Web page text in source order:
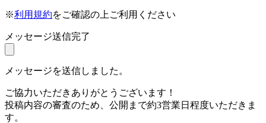
※利用規約をご確認の上ご利用ください
メッセージ送信完了
メッセージを送信しました。
ご協力いただきありがとうございます！
投稿内容の審査のため、公開まで約3営業日程度いただきま
す。